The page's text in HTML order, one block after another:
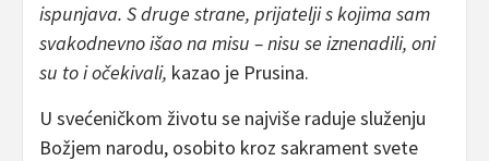
ispunjava. S druge strane, prijatelji s kojima sam
svakodnevno išao na misu – nisu se iznenadili, oni
su to i očekivali, kazao je Prusina.
U svećeničkom životu se najviše raduje služenju
Božjem narodu, osobito kroz sakrament svete